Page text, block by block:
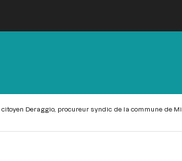
Deraggio, procureur syndic de la commune de